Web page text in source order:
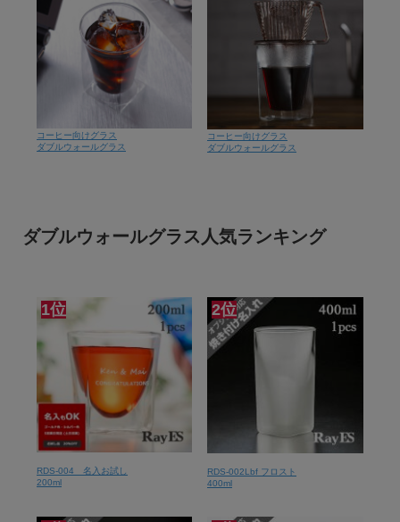
コーヒー向けグラス
ダブルウォールグラス
コーヒー向けグラス
ダブルウォールグラス
ダブルウォールグラス人気ランキング
1位
RDS-004 名入お試し
200ml
2位
RDS-002Lbf フロスト
400ml